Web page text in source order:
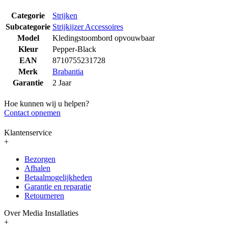
Categorie
Strijken
Subcategorie Strijkijzer Accessoires
Model
Kledingstoombord opvouwbaar
Kleur
Pepper-Black
EAN
8710755231728
Merk
Brabantia
Garantie
2 Jaar
Hoe kunnen wij u helpen?
Contact opnemen
Klantenservice
+
Bezorgen
Afhalen
Betaalmogelijkheden
Garantie en reparatie
Retourneren
Over Media Installaties
+